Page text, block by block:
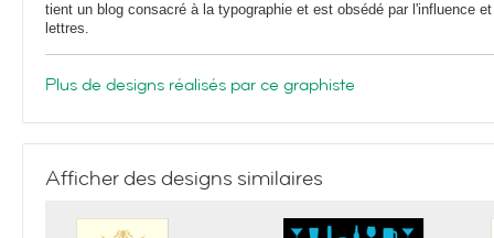
tient un blog consacré à la typographie et est obsédé par l'influence
lettres.
Plus de designs réalisés par ce graphiste
Afficher des designs similaires